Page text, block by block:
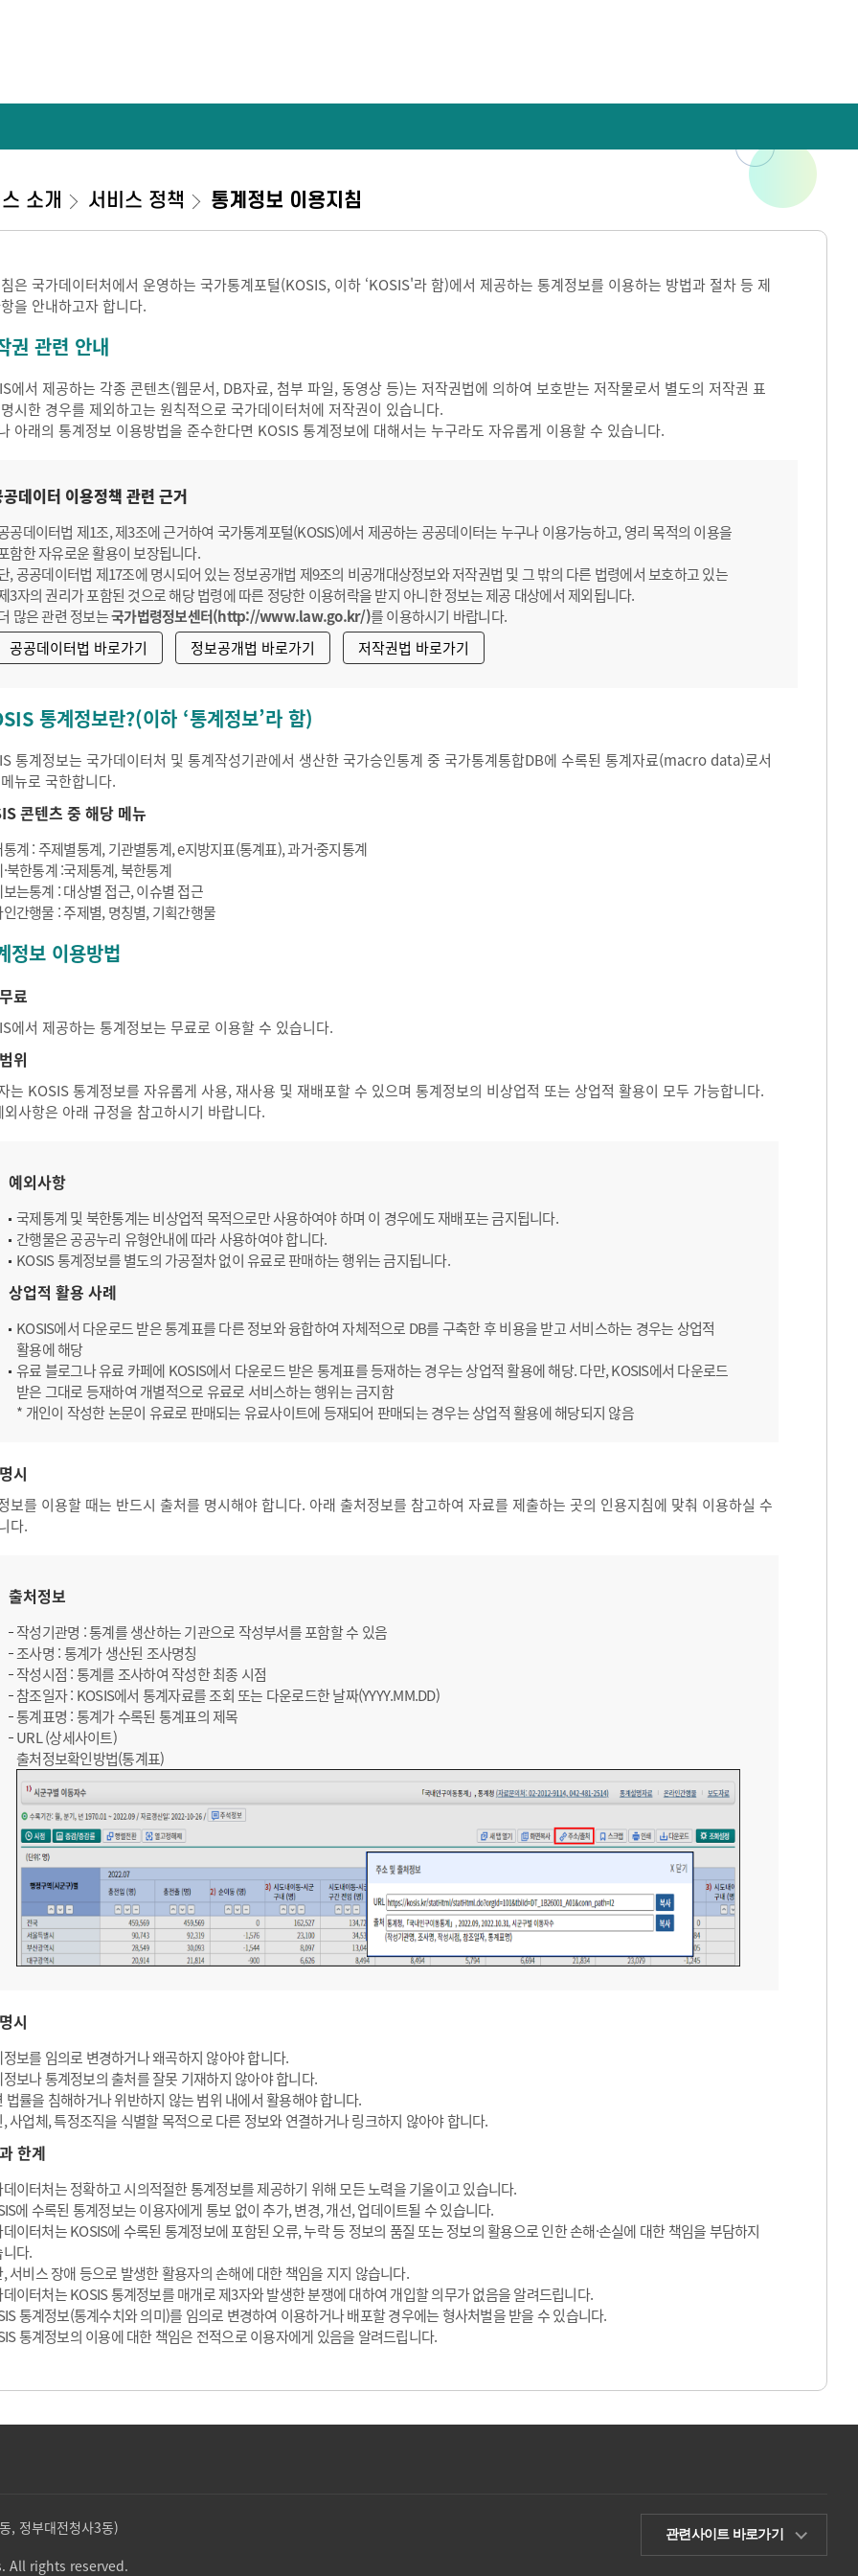
소개 서비스 정책 통계정보 이용지침
은 국가데이터처에서 운영하는 국가통계포털(KOSIS, 이하 ‘KOSIS'라 함)에서 제공하는 통계정보를 이용하는 방법과 절차 등 제
을 안내하고자 합니다.
권 관련 안내
에서 제공하는 각종 콘텐츠(웹문서, DB자료, 첨부 파일, 동영상 등)는 저작권법에 의하여 보호받는 저작물로서 별도의 저작권 표
시한 경우를 제외하고는 원칙적으로 국가데이터처에 저작권이 있습니다.
아래의 통계정보 이용방법을 준수한다면 KOSIS 통계정보에 대해서는 누구라도 자유롭게 이용할 수 있습니다.
데이터 이용정책 관련 근거
공데이터법 제1조, 제3조에 근거하여 국가통계포털(KOSIS)에서 제공하는 공공데이터는 누구나 이용가능하고, 영리 목적의 이용을
함한 자유로운 활용이 보장됩니다.
, 공공데이터법 제17조에 명시되어 있는 정보공개법 제9조의 비공개대상정보와 저작권법 및 그 밖의 다른 법령에서 보호하고 있는
3자의 권리가 포함된 것으로 해당 법령에 따른 정당한 이용허락을 받지 아니한 정보는 제공 대상에서 제외됩니다.
많은 관련 정보는국가법령정보센터(http://www.law.go.kr/)를 이용하시기 바랍니다.
공공데이터법 바로가기
정보공개법 바로가기 저작권법 바로가기
통계정보란?(이하 ‘통계정보’라 함)
통계정보는 국가데이터처 및 통계작성기관에서 생산한 국가승인통계 중 국가통계통합DB에 수록된 통계자료(macro data)로서
뉴로 국한합니다.
콘텐츠 중 해당 메뉴
계 : 주제별통계, 기관별통계, e지방지표(통계표), 과거·중지통계
북한통계 :국제통계, 북한통계
는통계 : 대상별 접근, 이슈별 접근
간행물 : 주제별, 명칭별, 기획간행물
정보 이용방법
료
에서 제공하는 통계정보는 무료로 이용할 수 있습니다.
위
는 KOSIS 통계정보를 자유롭게 사용, 재사용 및 재배포할 수 있으며 통계정보의 비상업적 또는 상업적 활용이 모두 가능합니다.
외사항은 아래 규정을 참고하시기 바랍니다.
예외사항
국제통계 및 북한통계는 비상업적 목적으로만 사용하여야 하며 이 경우에도 재배포는 금지됩니다.
간행물은 공공누리 유형안내에 따라 사용하여야 합니다.
KOSIS 통계정보를 별도의 가공절차 없이 유료로 판매하는 행위는 금지됩니다.
상업적 활용 사례
KOSIS에서 다운로드 받은 통계표를 다른 정보와 융합하여 자체적으로 DB를 구축한 후 비용을 받고 서비스하는 경우는 상업적
활용에 해당
유료 블로그나 유료 카페에 KOSIS에서 다운로드 받은 통계표를 등재하는 경우는 상업적 활용에 해당. 다만, KOSIS에서 다운로드
받은 그대로 등재하여 개별적으로 유료로 서비스하는 행위는 금지함
* 개인이 작성한 논문이 유료로 판매되는 유료사이트에 등재되어 판매되는 경우는 상업적 활용에 해당되지 않음
시
보를 이용할 때는 반드시 출처를 명시해야 합니다. 아래 출처정보를 참고하여 자료를 제출하는 곳의 인용지침에 맞춰 이용하실 수
다.
출처정보
작성기관명 : 통계를 생산하는 기관으로 작성부서를 포함할 수 있음
조사명 : 통계가 생산된 조사명칭
작성시점 : 통계를 조사하여 작성한 최종 시점
참조일자 : KOSIS에서 통계자료를 조회 또는 다운로드한 날짜(YYYY.MM.DD)
통계표명 : 통계가 수록된 통계표의 제목
URL (상세사이트)
출처정보확인방법(통계표)
시
보를 임의로 변경하거나 왜곡하지 않아야 합니다.
보나 통계정보의 출처를 잘못 기재하지 않아야 합니다.
법률을 침해하거나 위반하지 않는 범위 내에서 활용해야 합니다.
, 사업체, 특정조직을 식별할 목적으로 다른 정보와 연결하거나 링크하지 않아야 합니다.
한계
이터처는 정확하고 시의적절한 통계정보를 제공하기 위해 모든 노력을 기울이고 있습니다.
에 수록된 통계정보는 이용자에게 통보 없이 추가, 변경, 개선, 업데이트될 수 있습니다.
이터처는 KOSIS에 수록된 통계정보에 포함된 오류, 누락 등 정보의 품질 또는 정보의 활용으로 인한 손해·손실에 대한 책임을 부담하지
다.
서비스 장애 등으로 발생한 활용자의 손해에 대한 책임을 지지 않습니다.
이터처는 KOSIS 통계정보를 매개로 제3자와 발생한 분쟁에 대하여 개입할 의무가 없음을 알려드립니다.
통계정보(통계수치와 의미)를 임의로 변경하여 이용하거나 배포할 경우에는 형사처벌을 받을 수 있습니다.
통계정보의 이용에 대한 책임은 전적으로 이용자에게 있음을 알려드립니다.
, 정부대전청사3동)
All rights reserved.
관련사이트 바로가기